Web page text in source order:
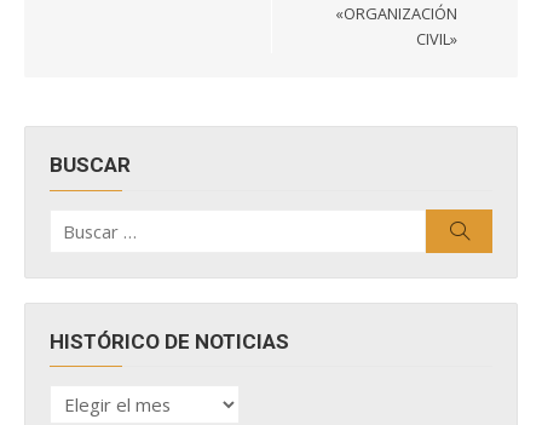
«ORGANIZACIÓN
CIVIL»
BUSCAR
por:
HISTÓRICO DE NOTICIAS
HISTÓRICO
DE